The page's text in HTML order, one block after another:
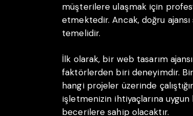
müşterilere ulaşmak için
etmektedir. Ancak, doğru
temelidir.
İlk olarak, bir web tasarım
faktörlerden biri deneyimdir.
hangi projeler üzerinde
işletmenizin ihtiyaçlarına
becerilere sahip olacaktır.